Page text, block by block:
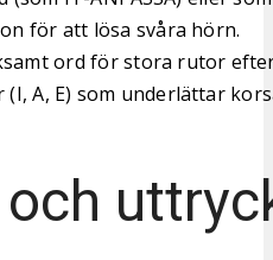
för att lösa svåra hörn.
ord för stora rutor
(I, A, E) som underlättar